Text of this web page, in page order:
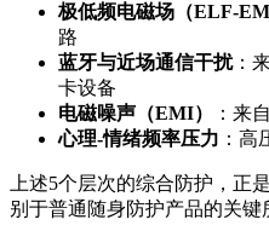
极低频电磁场（ELF-
路
蓝牙与近场通信干扰：
卡设备
电磁噪声（EMI）
：来
心理-情绪频率压力 ：
上述5个层次的综合防护，正
别于普通随身防护产品的关键